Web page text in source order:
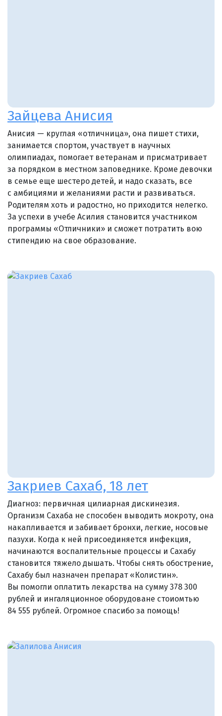
Зайцева Анисия
Анисия — круглая «отличница», она пишет стихи,
занимается спортом, участвует в научных
олимпиадах, помогает ветеранам и присматривает
за порядком в местном заповеднике. Кроме девочки
в семье еще шестеро детей, и надо сказать, все
с амбициями и желаниями расти и развиваться.
Родителям хоть и радостно, но приходится нелегко.
За успехи в учебе Асилия становится участником
программы «Отличники» и сможет потратить вою
стипендию на свое образование.
Закриев Сахаб, 18 лет
Диагноз: первичная цилиарная дискинезия.
Организм Сахаба не способен выводить мокроту, она
накапливается и забивает бронхи, легкие, носовые
пазухи. Когда к ней присоединяется инфекция,
начинаются воспалительные процессы и Сахабу
становится тяжело дышать. Чтобы снять обострение,
Сахабу был назначен препарат «Колистин».
Вы помогли оплатить лекарства на сумму 378 300
рублей и ингаляционное оборудоване стоиомтью
84 555 рублей. Огромное спасибо за помощь!